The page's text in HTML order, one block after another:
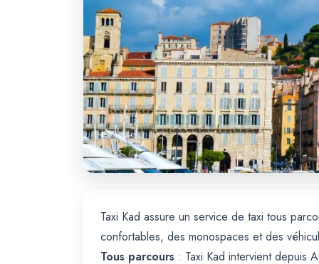
Taxi Kad assure un service de taxi tous
confortables, des monospaces et des
Tous parcours : Taxi Kad intervient depuis